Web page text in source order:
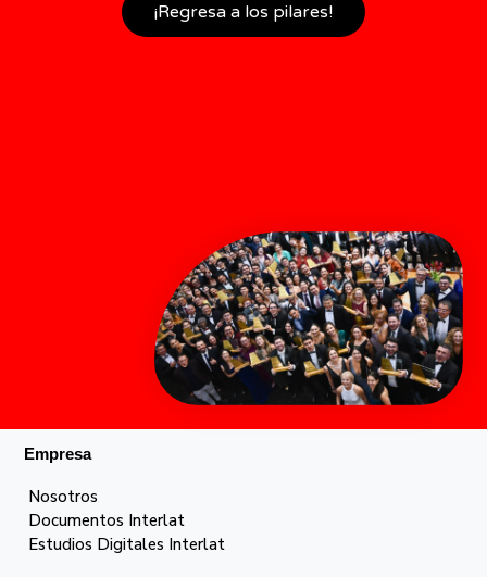
¡Regresa a los pilares!
Empresa
Nosotros
Documentos Interlat
Estudios Digitales Interlat